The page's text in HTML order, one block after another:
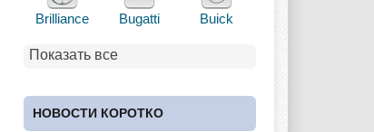
Brilliance Bugatti Buick
Cadillac Chery Chevrolet
Показать все
НОВОСТИ КОРОТКО